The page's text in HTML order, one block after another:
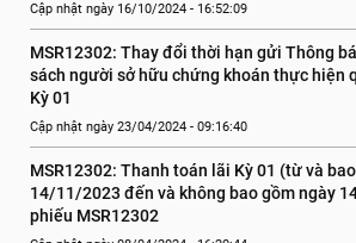
Cập nhật ngày 16/10/2024 - 16:52:09
MSR12302: Thay đổi thời hạn gửi Thông
sách người sở hữu chứng khoán thực hiện
Kỳ 01
Cập nhật ngày 23/04/2024 - 09:16:40
MSR12302: Thanh toán lãi Kỳ 01 (từ và
14/11/2023 đến và không bao gồm ngày
phiếu MSR12302